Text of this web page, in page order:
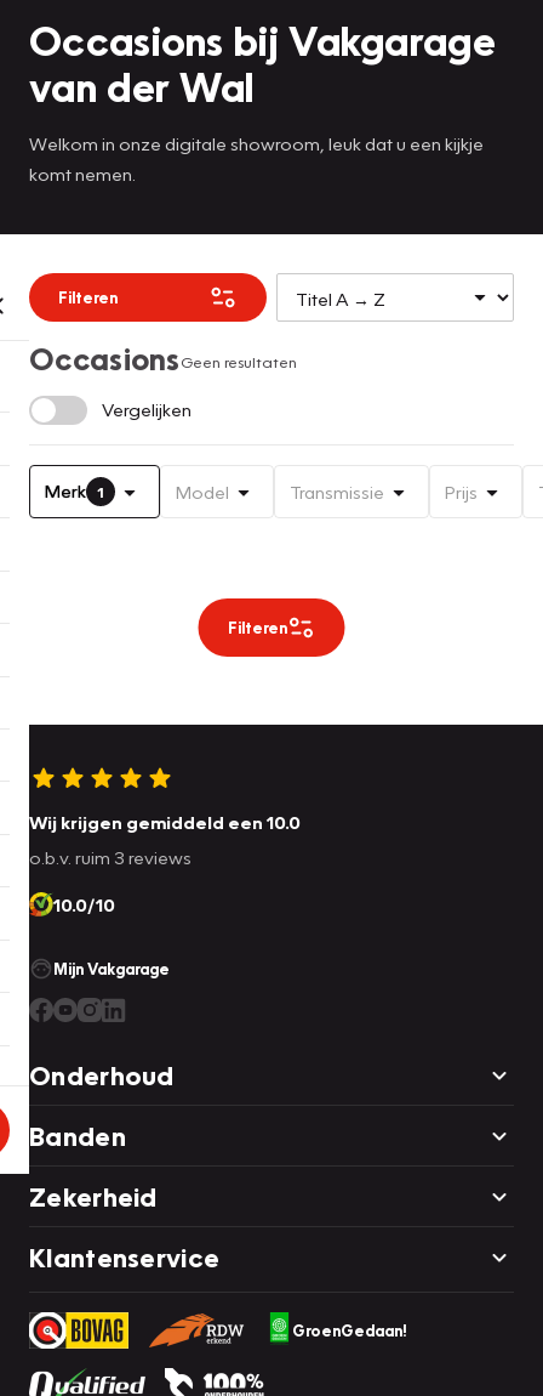
Occasions bij Vakgarage
van der Wal
Welkom in onze digitale showroom, leuk dat u een kijkje
komt nemen.
Filteren
OccasionsGeen resultaten
Vergelijken
Merk 1 Model Transmissie Prijs
Filteren
Wij krijgen gemiddeld een 10.0
o.b.v. ruim 3 reviews
10.0/10
Mijn Vakgarage
Onderhoud
Banden
Zekerheid
Klantenservice
GroenGedaan!